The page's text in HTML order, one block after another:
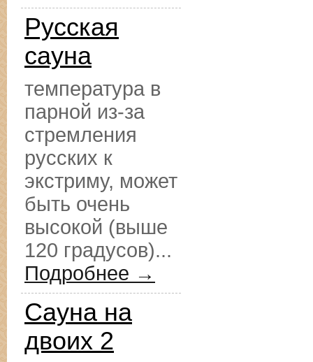
Русская
сауна
температура в
парной из-за
стремления
русских к
экстриму, может
быть очень
высокой (выше
120 градусов)...
Подробнее →
Сауна на
двоих 2